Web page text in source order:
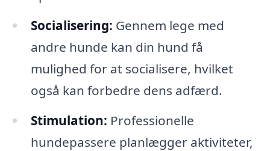
Socialisering: Gennem lege med
andre hunde kan din hund få
mulighed for at socialisere, hvilket
også kan forbedre dens adfærd.
Stimulation: Professionelle
hundepassere planlægger aktiviteter,